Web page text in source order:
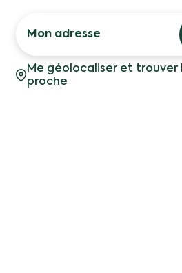
Me géolocaliser et trouver
proche